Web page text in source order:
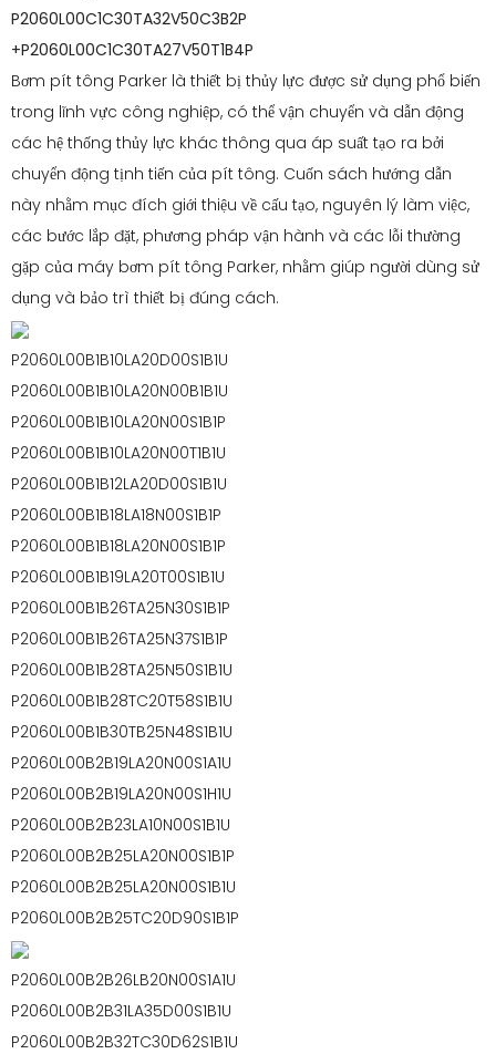
P2060L00C1C30TA32V50C3B2P
+P2060L00C1C30TA27V50T1B4P
Bơm pít tông Parker là thiết bị thủy lực được sử dụng phổ biến
trong lĩnh vực công nghiệp, có thể vận chuyển và dẫn động
các hệ thống thủy lực khác thông qua áp suất tạo ra bởi
chuyển động tịnh tiến của pít tông. Cuốn sách hướng dẫn
này nhằm mục đích giới thiệu về cấu tạo, nguyên lý làm việc,
các bước lắp đặt, phương pháp vận hành và các lỗi thường
gặp của máy bơm pít tông Parker, nhằm giúp người dùng sử
dụng và bảo trì thiết bị đúng cách.
P2060L00B1B10LA20D00S1B1U
P2060L00B1B10LA20N00B1B1U
P2060L00B1B10LA20N00S1B1P
P2060L00B1B10LA20N00T1B1U
P2060L00B1B12LA20D00S1B1U
P2060L00B1B18LA18N00S1B1P
P2060L00B1B18LA20N00S1B1P
P2060L00B1B19LA20T00S1B1U
P2060L00B1B26TA25N30S1B1P
P2060L00B1B26TA25N37S1B1P
P2060L00B1B28TA25N50S1B1U
P2060L00B1B28TC20T58S1B1U
P2060L00B1B30TB25N48S1B1U
P2060L00B2B19LA20N00S1A1U
P2060L00B2B19LA20N00S1H1U
P2060L00B2B23LA10N00S1B1U
P2060L00B2B25LA20N00S1B1P
P2060L00B2B25LA20N00S1B1U
P2060L00B2B25TC20D90S1B1P
P2060L00B2B26LB20N00S1A1U
P2060L00B2B31LA35D00S1B1U
P2060L00B2B32TC30D62S1B1U